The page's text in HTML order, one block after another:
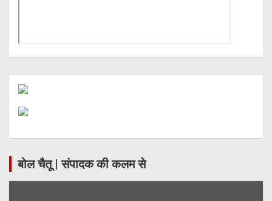
बोल चैतू | संपादक की कलम से